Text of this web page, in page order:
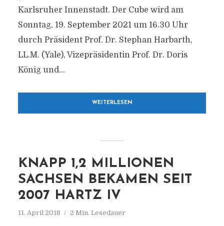
Karlsruher Innenstadt. Der Cube wird am
Sonntag, 19. September 2021 um 16.30 Uhr
durch Präsident Prof. Dr. Stephan Harbarth,
LL.M. (Yale), Vizepräsidentin Prof. Dr. Doris
König und...
WEITERLESEN
KNAPP 1,2 MILLIONEN
SACHSEN BEKAMEN SEIT
2007 HARTZ IV
11. April 2018 2 Min. Lesedauer